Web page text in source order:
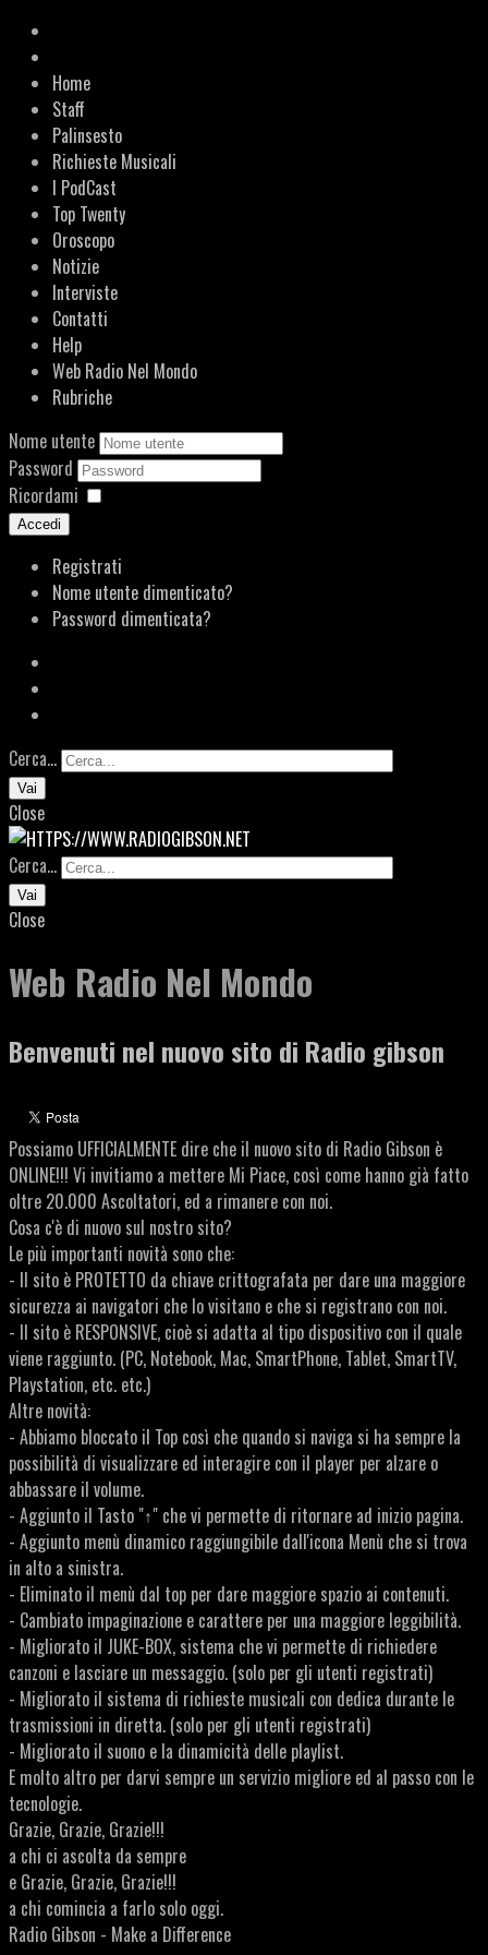
Home
Staff
Palinsesto
Richieste Musicali
I PodCast
Top Twenty
Oroscopo
Notizie
Interviste
Contatti
Help
Web Radio Nel Mondo
Rubriche
Nome utente
Password
Ricordami
Accedi
Registrati
Nome utente dimenticato?
Password dimenticata?
Cerca...
Vai
Close
Cerca...
Vai
Close
Web Radio Nel Mondo
Benvenuti nel nuovo sito di Radio gibson
Possiamo UFFICIALMENTE dire che il nuovo sito di Radio Gibson è
ONLINE!!! Vi invitiamo a mettere Mi Piace, così come hanno già fatto
oltre 20.000 Ascoltatori, ed a rimanere con noi.
Cosa c'è di nuovo sul nostro sito?
Le più importanti novità sono che:
- Il sito è PROTETTO da chiave crittografata per dare una maggiore
sicurezza ai navigatori che lo visitano e che si registrano con noi.
- Il sito è RESPONSIVE, cioè si adatta al tipo dispositivo con il quale
viene raggiunto. (PC, Notebook, Mac, SmartPhone, Tablet, SmartTV,
Playstation, etc. etc.)
Altre novità:
- Abbiamo bloccato il Top così che quando si naviga si ha sempre la
possibilità di visualizzare ed interagire con il player per alzare o
abbassare il volume.
- Aggiunto il Tasto "↑" che vi permette di ritornare ad inizio pagina.
- Aggiunto menù dinamico raggiungibile dall'icona Menù che si trova
in alto a sinistra.
- Eliminato il menù dal top per dare maggiore spazio ai contenuti.
- Cambiato impaginazione e carattere per una maggiore leggibilità.
- Migliorato il JUKE-BOX, sistema che vi permette di richiedere
canzoni e lasciare un messaggio. (solo per gli utenti registrati)
- Migliorato il sistema di richieste musicali con dedica durante le
trasmissioni in diretta. (solo per gli utenti registrati)
- Migliorato il suono e la dinamicità delle playlist.
E molto altro per darvi sempre un servizio migliore ed al passo con le
tecnologie.
Grazie, Grazie, Grazie!!!
a chi ci ascolta da sempre
e Grazie, Grazie, Grazie!!!
a chi comincia a farlo solo oggi.
Radio Gibson - Make a Difference